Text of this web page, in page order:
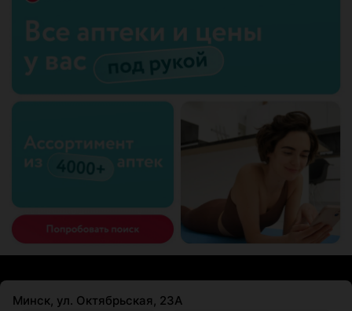
Минск, ул. Октябрьская, 23А